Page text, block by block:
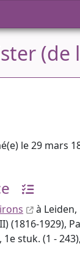
(de
le 29 mars
à Leiden,
(1816-1929),
1e stuk. (1 -